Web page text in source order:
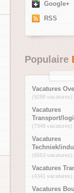
Google+
RSS
Populaire
Vacatures
(9288 vacatures)
Vacatures
Transport/
(7348 vacatures)
Vacatures
Techniek/
(6563 vacatures)
Vacatures
(4341 vacatures)
Vacatures